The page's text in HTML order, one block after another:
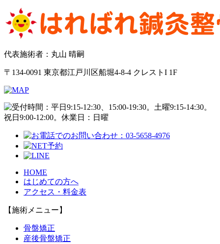
代表施術者：丸山 晴嗣
〒134-0091 東京都江戸川区船堀4-8-4 クレストI 1F
HOME
はじめての方へ
アクセス・料金表
【施術メニュー】
骨盤矯正
産後骨盤矯正